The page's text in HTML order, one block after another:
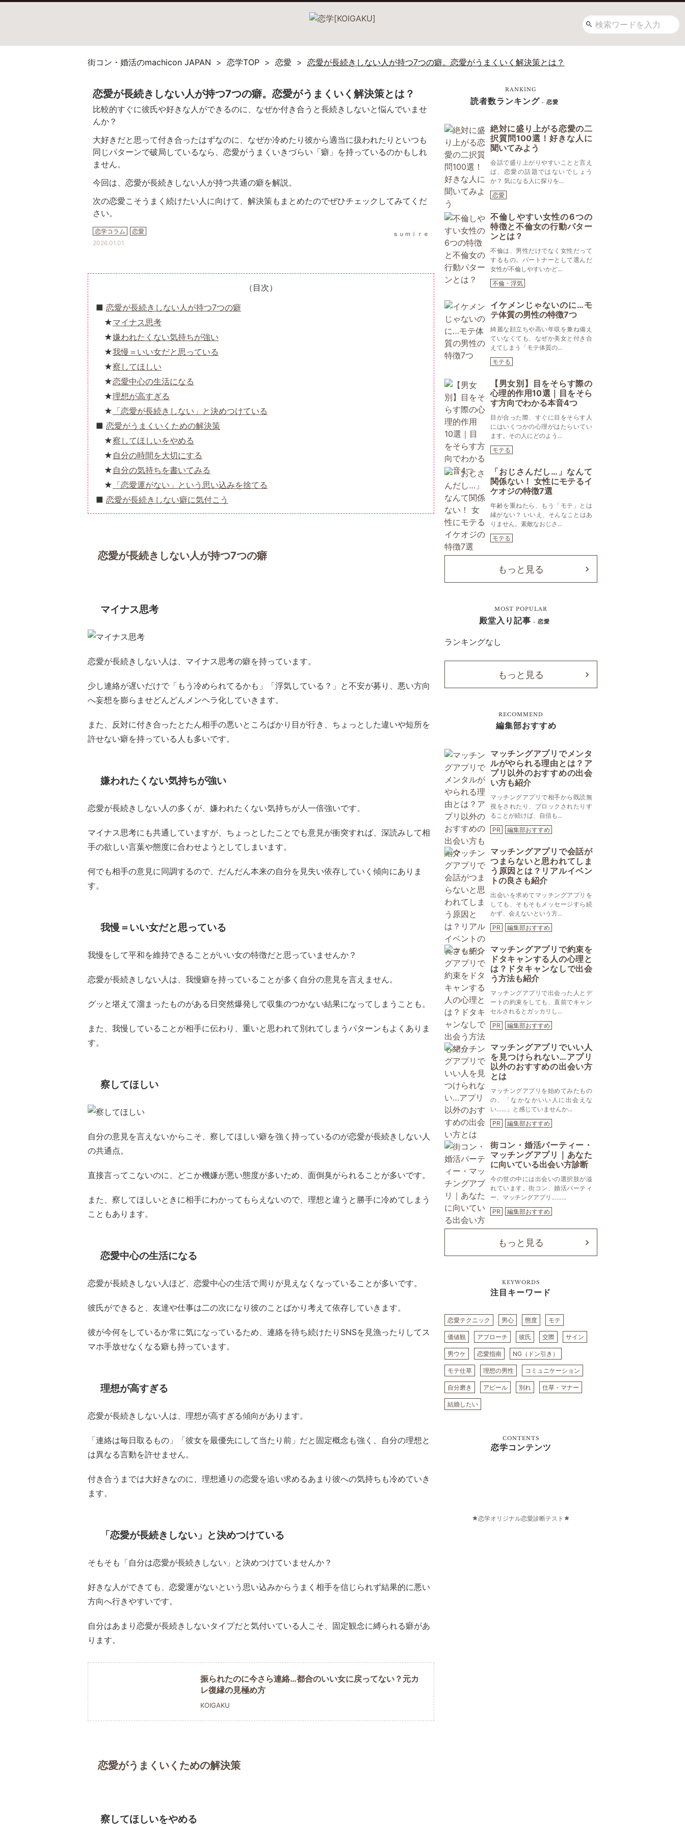
街コン・婚活のmachicon JAPAN 恋学TOP 恋愛 恋愛が長続きしない人が持つ7つの癖。恋愛がうまくいく解決策とは？
恋愛が長続きしない人が持つ7つの癖。恋愛がうまくいく解決策とは？
比較的すぐに彼氏や好きな人ができるのに、なぜか付き合うと長続きしないと悩んでいませ
んか？
大好きだと思って付き合ったはずなのに、なぜか冷めたり彼から適当に扱われたりといつも
同じパターンで破局しているなら、恋愛がうまくいきづらい「癖」を持っているのかもしれ
ません。
今回は、恋愛が長続きしない人が持つ共通の癖を解説。
次の恋愛こそうまく続けたい人に向けて、解決策もまとめたのでぜひチェックしてみてくだ
さい。
恋学コラム 恋愛
ｓｕｍｉｒｅ
2026.01.01
（目次）
恋愛が長続きしない人が持つ7つの癖
マイナス思考
嫌われたくない気持ちが強い
我慢＝いい女だと思っている
察してほしい
恋愛中心の生活になる
理想が高すぎる
「恋愛が長続きしない」と決めつけている
恋愛がうまくいくための解決策
察してほしいをやめる
自分の時間を大切にする
自分の気持ちを書いてみる
「恋愛運がない」という思い込みを捨てる
恋愛が長続きしない癖に気付こう
恋愛が長続きしない人が持つ7つの癖
マイナス思考
恋愛が長続きしない人は、マイナス思考の癖を持っています。
少し連絡が遅いだけで「もう冷められてるかも」「浮気している？」と不安が募り、悪い方向
へ妄想を膨らませどんどんメンヘラ化していきます。
また、反対に付き合ったとたん相手の悪いところばかり目が行き、ちょっとした違いや短所を
許せない癖を持っている人も多いです。
嫌われたくない気持ちが強い
恋愛が長続きしない人の多くが、嫌われたくない気持ちが人一倍強いです。
マイナス思考にも共通していますが、ちょっとしたことでも意見が衝突すれば、深読みして相
手の欲しい言葉や態度に合わせようとしてしまいます。
何でも相手の意見に同調するので、だんだん本来の自分を見失い依存していく傾向にありま
す。
我慢＝いい女だと思っている
我慢をして平和を維持できることがいい女の特徴だと思っていませんか？
恋愛が長続きしない人は、我慢癖を持っていることが多く自分の意見を言えません。
グッと堪えて溜まったものがある日突然爆発して収集のつかない結果になってしまうことも。
また、我慢していることが相手に伝わり、重いと思われて別れてしまうパターンもよくありま
す。
察してほしい
自分の意見を言えないからこそ、察してほしい癖を強く持っているのが恋愛が長続きしない人
の共通点。
直接言ってこないのに、どこか機嫌が悪い態度が多いため、面倒臭がられることが多いです。
また、察してほしいときに相手にわかってもらえないので、理想と違うと勝手に冷めてしまう
こともあります。
恋愛中心の生活になる
恋愛が長続きしない人ほど、恋愛中心の生活で周りが見えなくなっていることが多いです。
彼氏ができると、友達や仕事は二の次になり彼のことばかり考えて依存していきます。
彼が今何をしているか常に気になっているため、連絡を待ち続けたりSNSを見漁ったりしてス
マホ手放せなくなる癖も持っています。
理想が高すぎる
恋愛が長続きしない人は、理想が高すぎる傾向があります。
「連絡は毎日取るもの」「彼女を最優先にして当たり前」だと固定概念も強く、自分の理想と
は異なる言動を許せません。
付き合うまでは大好きなのに、理想通りの恋愛を追い求めるあまり彼への気持ちも冷めていき
ます。
「恋愛が長続きしない」と決めつけている
そもそも「自分は恋愛が長続きしない」と決めつけていませんか？
好きな人ができても、恋愛運がないという思い込みからうまく相手を信じられず結果的に悪い
方向へ行きやすいです。
自分はあまり恋愛が長続きしないタイプだと気付いている人こそ、固定観念に縛られる癖があ
ります。
振られたのに今さら連絡…都合のいい女に戻ってない？元カ
レ復縁の見極め方
KOIGAKU
恋愛がうまくいくための解決策
察してほしいをやめる
RANKING
読者数ランキング - 恋愛
絶対に盛り上がる恋愛の二
択質問100選！好きな人に
聞いてみよう
会話で盛り上がりやすいことと言え
ば、恋愛の話題ではないでしょう
か？ 気になる人に探りを...
恋愛
不倫しやすい女性の6つの
特徴と不倫女の行動パター
ンとは？
不倫は、男性だけでなく女性だって
するもの。パートナーとして選んだ
女性が不倫しやすいかど...
不倫・浮気
イケメンじゃないのに…モ
テ体質の男性の特徴7つ
綺麗な顔立ちや高い年収を兼ね備え
ていなくても、なぜか美女と付き合
えてしまう「モテ体質の...
モテる
【男女別】目をそらす際の
心理的作用10選｜目をそら
す方向でわかる本音4つ
目が合った際、すぐに目をそらす人
にはいくつかの心理がはたらいてい
ます。その人にどのよう...
モテる
「おじさんだし…」なんて
関係ない！ 女性にモテるイ
ケオジの特徴7選
年齢を重ねたら、もう「モテ」とは
縁がない？ いいえ、そんなことはあ
りません。素敵なおじさ...
モテる
もっと見る
MOST POPULAR
殿堂入り記事 - 恋愛
ランキングなし
もっと見る
RECOMMEND
編集部おすすめ
マッチングアプリでメンタ
ルがやられる理由とは？ア
プリ以外のおすすめの出会
い方も紹介
マッチングアプリで相手から既読無
視をされたり、ブロックされたりす
ることが続けば、自信も...
PR
編集部おすすめ
マッチングアプリで会話が
つまらないと思われてしま
う原因とは？リアルイベン
トの良さも紹介
出会いを求めてマッチングアプリを
しても、そもそもメッセージすら続
かず、会えないという方...
PR
編集部おすすめ
マッチングアプリで約束を
ドタキャンする人の心理と
は？ドタキャンなしで出会
う方法も紹介
マッチングアプリで出会った人とデ
ートの約束をしても、直前でキャン
セルされるとガッカリし...
PR
編集部おすすめ
マッチングアプリでいい人
を見つけられない…アプリ
以外のおすすめの出会い方
とは
マッチングアプリを始めてみたもの
の、「なかなかいい人に出会えな
い……」と感じていませんか...
PR
編集部おすすめ
街コン・婚活パーティー・
マッチングアプリ｜あなた
に向いている出会い方診断
今の世の中には出会いの選択肢が溢
れています。街コン、婚活パーティ
ー、マッチングアプリ……...
PR
編集部おすすめ
もっと見る
KEYWORDS
注目キーワード
恋愛テクニック 男心 態度 モテ
価値観 アプローチ 彼氏 交際 サイン
男ウケ 恋愛指南 NG（ドン引き）
モテ仕草 理想の男性 コミュニケーション
自分磨き アピール 別れ 仕草・マナー
結婚したい
CONTENTS
恋学コンテンツ
恋学オリジナル恋愛診断テスト